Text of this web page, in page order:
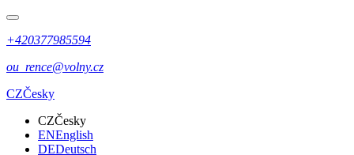
+420377985594
ou_rence@volny.cz
CZČesky
CZČesky
ENEnglish
DEDeutsch